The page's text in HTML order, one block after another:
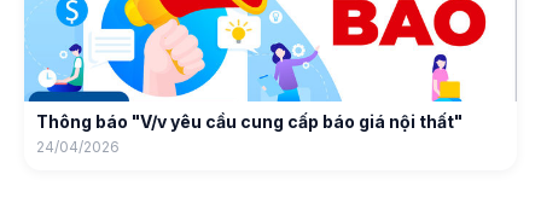
Thông báo "V/v yêu cầu cung cấp báo giá nội thất"
24/04/2026